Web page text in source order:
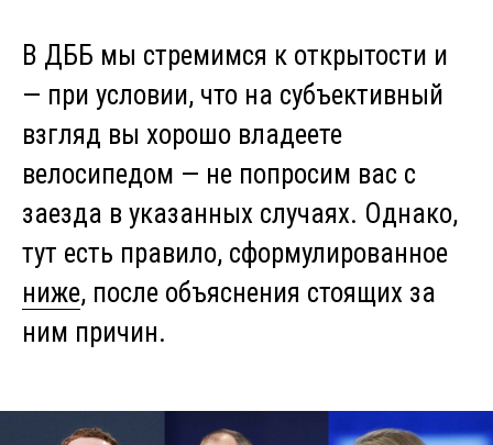
В ДББ мы стремимся к открытости и
— при условии, что на субъективный
взгляд вы хорошо владеете
велосипедом — не попросим вас с
заезда в указанных случаях. Однако,
тут есть правило, сформулированное
ниже, после объяснения стоящих за
ним причин.